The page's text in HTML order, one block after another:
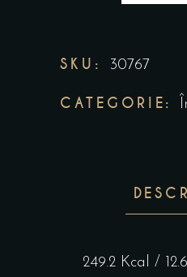
SKU: 30767
CATEGORIE:
249.2 Kcal /